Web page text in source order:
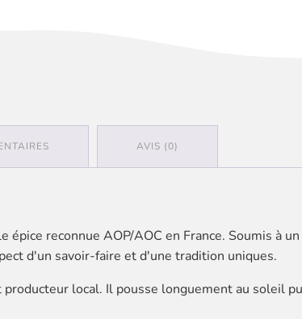
AVIS (0)
reconnue AOP/AOC en France. Soumis à
d'un savoir-faire et d'une tradition uniques.
local. Il pousse longuement au soleil